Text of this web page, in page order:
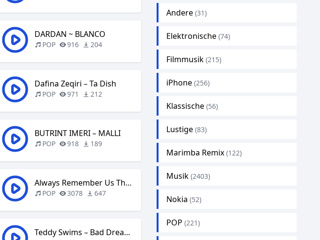
DARDAN ~ BLANCO
POP 916 204
Dafina Zeqiri – Ta Dish
POP 971 212
BUTRINT IMERI – MALLI
POP 918 189
Always Remember Us This Way
POP 3078 647
Teddy Swims – Bad Dreams
Andere (31)
Elektronische (74)
Filmmusik (215)
iPhone (256)
Klassische (56)
Lustige (83)
Marimba Remix (122)
Musik (2403)
Nokia (52)
POP (221)